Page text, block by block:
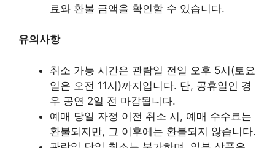
료와 환불 금액을 확인할 수 있습니다.
유의사항
취소 가능 시간은 관람일 전일 오후 5시(토요
일은 오전 11시)까지입니다. 단, 공휴일인 경
우 공연 2일 전 마감됩니다.
예매 당일 자정 이전 취소 시, 예매 수수료는
환불되지만, 그 이후에는 환불되지 않습니다.